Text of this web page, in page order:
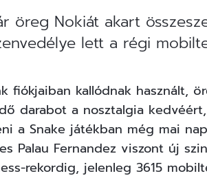
öreg Nokiát akart
lett a régi
fiókjaiban kallódnak használt,
darabot a nosztalgia
a Snake játékban még mai
Palau Fernandez viszont új
rekordig, jelenleg 3615